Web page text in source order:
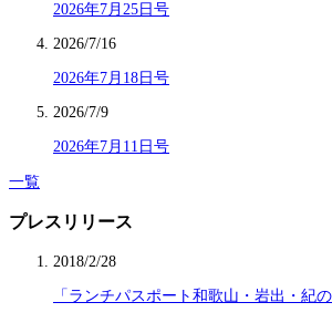
2026年7月25日号
2026/7/16
2026年7月18日号
2026/7/9
2026年7月11日号
一覧
プレスリリース
2018/2/28
「ランチパスポート和歌山・岩出・紀